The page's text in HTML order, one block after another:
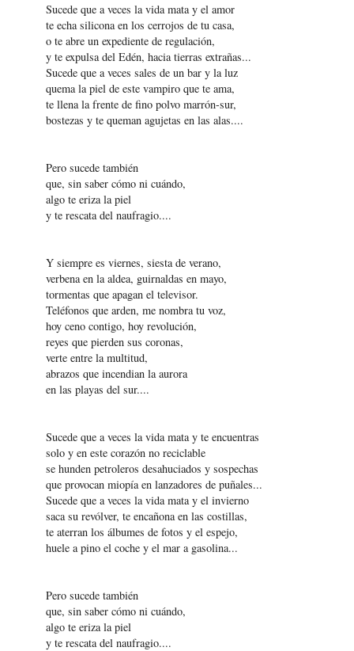
Sucede que a veces la vida mata y el amor
te echa silicona en los cerrojos de tu casa,
o te abre un expediente de regulación,
y te expulsa del Edén, hacia tierras extrañas...
Sucede que a veces sales de un bar y la luz
quema la piel de este vampiro que te ama,
te llena la frente de fino polvo marrón-sur,
bostezas y te queman agujetas en las alas....
Pero sucede también
que, sin saber cómo ni cuándo,
algo te eriza la piel
y te rescata del naufragio....
Y siempre es viernes, siesta de verano,
verbena en la aldea, guirnaldas en mayo,
tormentas que apagan el televisor.
Teléfonos que arden, me nombra tu voz,
hoy ceno contigo, hoy revolución,
reyes que pierden sus coronas,
verte entre la multitud,
abrazos que incendian la aurora
en las playas del sur....
Sucede que a veces la vida mata y te encuentras
solo y en este corazón no reciclable
se hunden petroleros desahuciados y sospechas
que provocan miopía en lanzadores de puñales...
Sucede que a veces la vida mata y el invierno
saca su revólver, te encañona en las costillas,
te aterran los álbumes de fotos y el espejo,
huele a pino el coche y el mar a gasolina...
Pero sucede también
que, sin saber cómo ni cuándo,
algo te eriza la piel
y te rescata del naufragio....